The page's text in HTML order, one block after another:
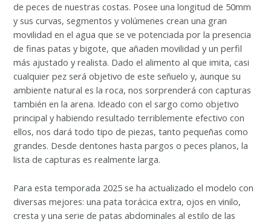
de peces de nuestras costas. Posee una longitud de 50mm
y sus curvas, segmentos y volúmenes crean una gran
movilidad en el agua que se ve potenciada por la presencia
de finas patas y bigote, que añaden movilidad y un perfil
más ajustado y realista. Dado el alimento al que imita, casi
cualquier pez será objetivo de este señuelo y, aunque su
ambiente natural es la roca, nos sorprenderá con capturas
también en la arena. Ideado con el sargo como objetivo
principal y habiendo resultado terriblemente efectivo con
ellos, nos dará todo tipo de piezas, tanto pequeñas como
grandes. Desde dentones hasta pargos o peces planos, la
lista de capturas es realmente larga.
Para esta temporada 2025 se ha actualizado el modelo con
diversas mejores: una pata torácica extra, ojos en vinilo,
cresta y una serie de patas abdominales al estilo de las